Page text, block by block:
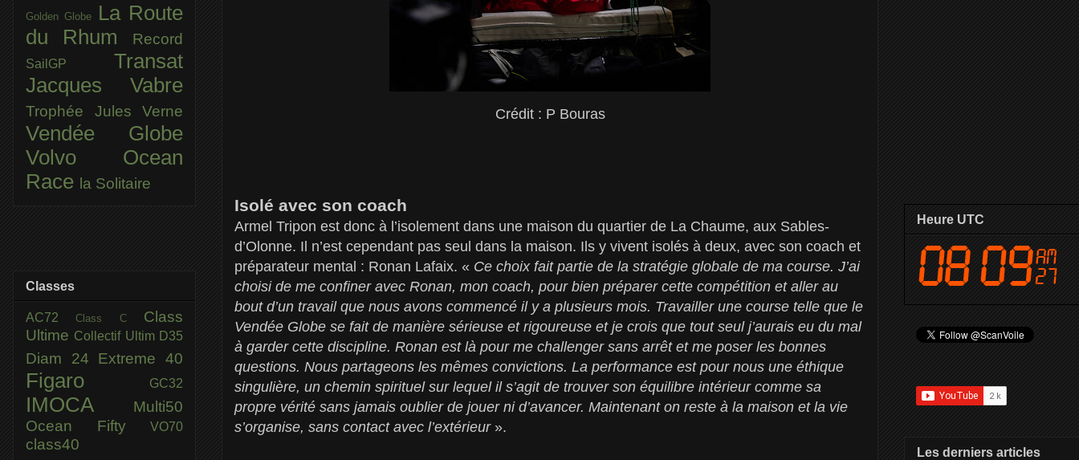
Crédit : P Bouras
Isolé avec son coach
Armel Tripon est donc à l’isolement dans une maison du quartier de La Chaume, aux Sables-
d’Olonne. Il n’est cependant pas seul dans la maison. Ils y vivent isolés à deux, avec son coach et
préparateur mental : Ronan Lafaix. « Ce choix fait partie de la stratégie globale de ma course. J’ai
choisi de me confiner avec Ronan, mon coach, pour bien préparer cette compétition et aller au
bout d’un travail que nous avons commencé il y a plusieurs mois. Travailler une course telle que le
Vendée Globe se fait de manière sérieuse et rigoureuse et je crois que tout seul j’aurais eu du mal
à garder cette discipline. Ronan est là pour me challenger sans arrêt et me poser les bonnes
questions. Nous partageons les mêmes convictions. La performance est pour nous une éthique
singulière, un chemin spirituel sur lequel il s’agit de trouver son équilibre intérieur comme sa
propre vérité sans jamais oublier de jouer ni d’avancer. Maintenant on reste à la maison et la vie
s’organise, sans contact avec l’extérieur ».
Golden Globe
La Route
du Rhum
Record
SailGP Transat
Jacques Vabre
Trophée Jules Verne
Vendée Globe
Volvo Ocean
Race la Solitaire
Classes
AC72Class C Class
Ultime Collectif Ultim D35
Diam 24 Extreme 40
Figaro GC32
IMOCA
Multi50
Ocean Fifty
VO70
class40
Heure UTC
Les derniers articles